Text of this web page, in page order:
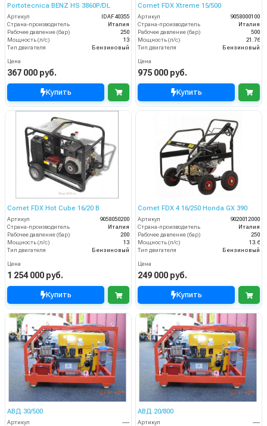
Portotecnica BENZ HS 3860P/DL
Артикул
IDAF40355
Страна-производитель
Италия
Рабочее давление (бар)
250
Мощность (л/с)
13
Тип двигателя
Бензиновый
Цена
367 000 руб.
Купить
Comet FDX Xtreme 15/500
Артикул
9058000100
Страна-производитель
Италия
Рабочее давление (бар)
500
Мощность (л/с)
21.76
Тип двигателя
Бензиновый
Цена
975 000 руб.
Купить
Comet FDX Hot Cube 16/20 B
Артикул
9058050200
Страна-производитель
Италия
Рабочее давление (бар)
200
Мощность (л/с)
13
Тип двигателя
Бензиновый
Цена
1 254 000 руб.
Купить
Comet FDX 4 16/250 Honda GX 390
Артикул
9020012000
Страна-производитель
Италия
Рабочее давление (бар)
250
Мощность (л/с)
13.6
Тип двигателя
Бензиновый
Цена
249 000 руб.
Купить
АВД 30/500
Артикул
----
АВД 20/800
Артикул
----